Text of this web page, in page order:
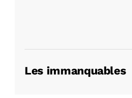
Les immanquables